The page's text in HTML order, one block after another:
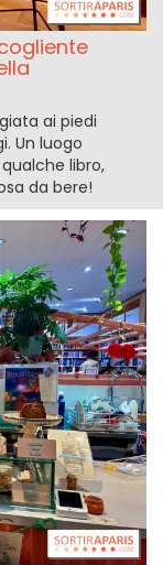
ai piedi
Un luogo
libro,
da bere!